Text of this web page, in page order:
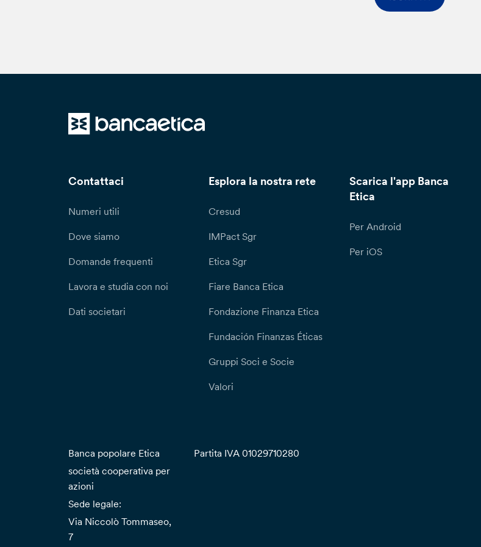
Contattaci
Numeri utili
Dove siamo
Domande frequenti
Lavora e studia con noi
Dati societari
Esplora la nostra rete
Cresud
IMPact Sgr
Etica Sgr
Fiare Banca Etica
Fondazione Finanza Etica
Fundación Finanzas Éticas
Gruppi Soci e Socie
Valori
Scarica l'app Banca
Etica
Per Android
Per iOS
Banca popolare Etica
società cooperativa per
azioni
Sede legale:
Via Niccolò Tommaseo,
7
Partita IVA 01029710280